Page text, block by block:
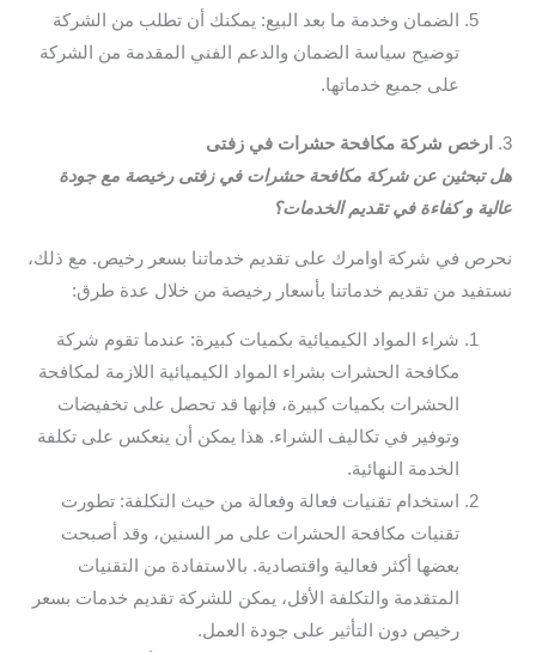
الضمان وخدمة ما بعد البيع: يمكنك أن تطلب من الشركة
توضيح سياسة الضمان والدعم الفني المقدمة من الشركة
على جميع خدماتها.
3.
ارخص شركة مكافحة حشرات في زفتى
هل تبحثين عن شركة مكافحة حشرات في زفتى رخيصة مع جودة
عالية و كفاءة في تقديم الخدمات؟
نحرص في شركة اوامرك على تقديم خدماتنا بسعر رخيص. مع ذلك،
نستفيد من تقديم خدماتنا بأسعار رخيصة من خلال عدة طرق:
شراء المواد الكيميائية بكميات كبيرة: عندما تقوم شركة
مكافحة الحشرات بشراء المواد الكيميائية اللازمة لمكافحة
الحشرات بكميات كبيرة، فإنها قد تحصل على تخفيضات
وتوفير في تكاليف الشراء. هذا يمكن أن ينعكس على تكلفة
الخدمة النهائية.
استخدام تقنيات فعالة وفعالة من حيث التكلفة: تطورت
تقنيات مكافحة الحشرات على مر السنين، وقد أصبحت
بعضها أكثر فعالية واقتصادية. بالاستفادة من التقنيات
المتقدمة والتكلفة الأقل، يمكن للشركة تقديم خدمات بسعر
رخيص دون التأثير على جودة العمل.